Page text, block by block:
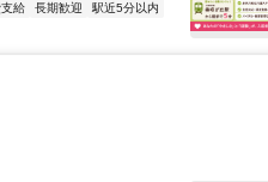
給 長期歓迎
駅近5分以内